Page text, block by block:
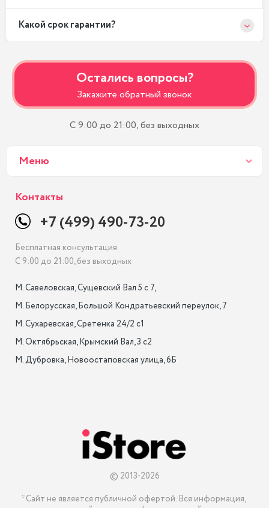
Какой срок гарантии?
Остались вопросы?
Закажите обратный звонок
С 9:00 до 21:00, без выходных
Меню
Контакты
+7 (499) 490-73-20
Бесплатная консультация
С 9:00 до 21:00, без выходных
М. Савеловская, Сущевский Вал 5 с 7,
М. Белорусская, Большой Кондратьевский переулок, 7
М. Сухаревская, Сретенка 24/2 с1
М. Октябрьская, Крымский Вал, 3 с2
М. Дубровка, Новоостаповская улица, 6Б
© 2013-2026
*Сайт не является публичной офертой. Вся информация,